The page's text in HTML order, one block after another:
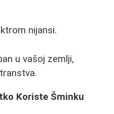
nijansi.
u vašoj zemlji,
Koriste Šminku